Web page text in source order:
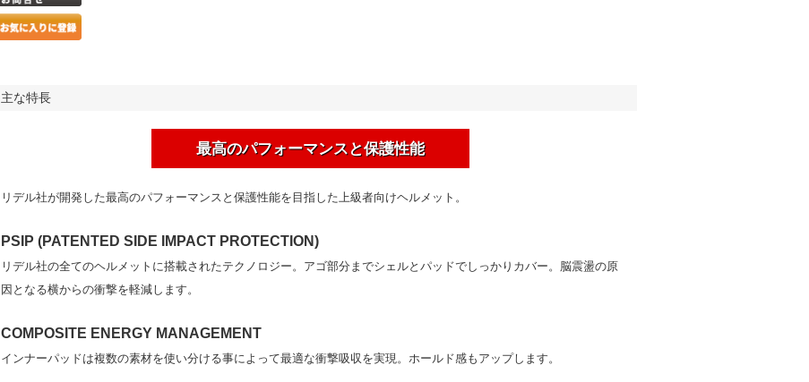
主な特長
最高のパフォーマンスと保護性能
リデル社が開発した最高のパフォーマンスと保護性能を目指した上級者向けヘルメット。
PSIP (PATENTED SIDE IMPACT PROTECTION)
リデル社の全てのヘルメットに搭載されたテクノロジー。アゴ部分までシェルとパッドでしっかりカバー。脳震盪の原
因となる横からの衝撃を軽減します。
COMPOSITE ENERGY MANAGEMENT
インナーパッドは複数の素材を使い分ける事によって最適な衝撃吸収を実現。ホールド感もアップします。